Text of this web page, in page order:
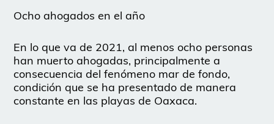
Ocho ahogados en el año
En lo que va de 2021, al menos ocho personas
han muerto ahogadas, principalmente a
consecuencia del fenómeno mar de fondo,
condición que se ha presentado de manera
constante en las playas de Oaxaca.